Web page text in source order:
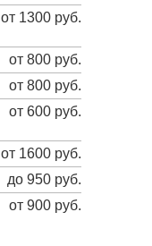
от 1300 руб.
от 800 руб.
от 800 руб.
от 600 руб.
от 1600 руб.
до 950 руб.
от 900 руб.